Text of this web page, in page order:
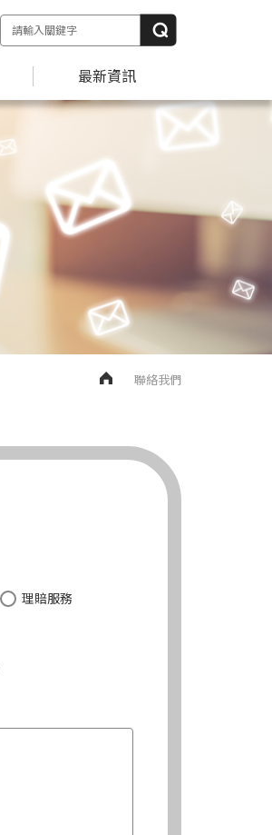
最新資訊
聯絡我們
理賠服務